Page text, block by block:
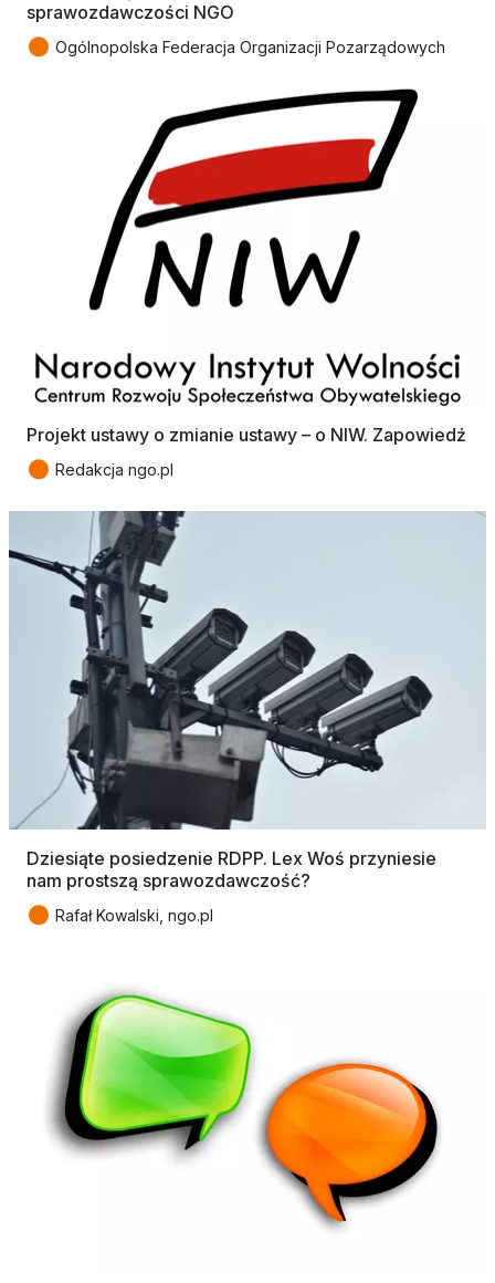
sprawozdawczości NGO
● Ogólnopolska Federacja Organizacji Pozarządowych
Projekt ustawy o zmianie ustawy – o NIW. Zapowiedź
● Redakcja ngo.pl
Dziesiąte posiedzenie RDPP. Lex Woś przyniesie
nam prostszą sprawozdawczość?
● Rafał Kowalski, ngo.pl